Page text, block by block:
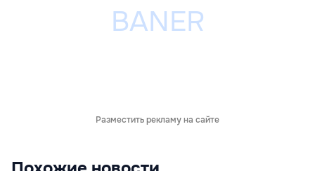
Разместить рекламу на сайте